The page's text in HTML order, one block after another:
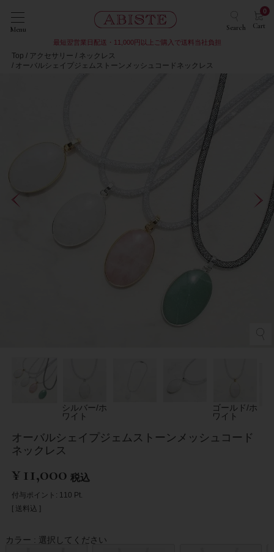
Menu Search Cart
0
最短翌営業日配送・11,000円以上ご購入で送料当社負担
Top アクセサリー
ネックレス
オーバルシェイプジェムストーンメッシュコードネックレス
シルバー/ホ
ワイト
ゴールド/ホ
ワイト
オーバルシェイプジェムストーンメッシュコード
ネックレス
¥11,000 税込
付与ポイント: 110 Pt.
送料込
カラー 選択してください